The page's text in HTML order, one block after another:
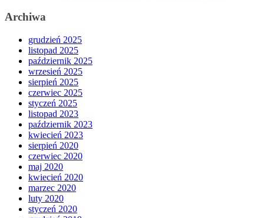
Archiwa
grudzień 2025
listopad 2025
październik 2025
wrzesień 2025
sierpień 2025
czerwiec 2025
styczeń 2025
listopad 2023
październik 2023
kwiecień 2023
sierpień 2020
czerwiec 2020
maj 2020
kwiecień 2020
marzec 2020
luty 2020
styczeń 2020